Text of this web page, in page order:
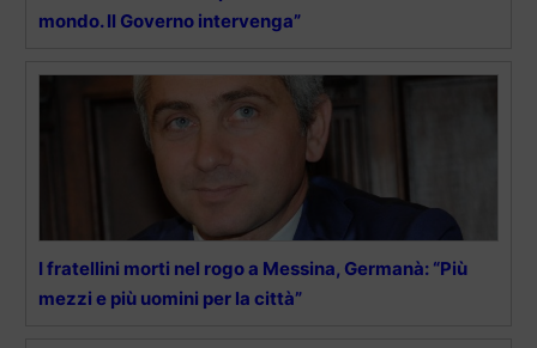
mondo. Il Governo intervenga”
I fratellini morti nel rogo a Messina, Germanà: “Più
mezzi e più uomini per la città”